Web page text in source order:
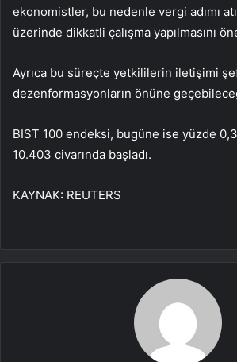
ekonomistler, bu nedenle vergi adımı
üzerinde dikkatli çalışma yapılmasını
Ayrıca bu süreçte yetkililerin iletişimi
dezenformasyonların önüne
BIST 100 endeksi, bugüne ise yüzde
10.403 civarında başladı.
KAYNAK: REUTERS